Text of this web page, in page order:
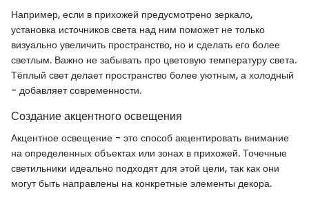
Например, если в прихожей предусмотрено зеркало,
установка источников света над ним поможет не только
визуально увеличить пространство, но и сделать его более
светлым. Важно не забывать про цветовую температуру света.
Тёплый свет делает пространство более уютным, а холодный
- добавляет современности.
Создание акцентного освещения
Акцентное освещение - это способ акцентировать внимание
на определенных объектах или зонах в прихожей. Точечные
светильники идеально подходят для этой цели, так как они
могут быть направлены на конкретные элементы декора.